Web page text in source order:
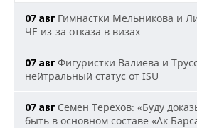
07 авг Гимнастки Мельникова и
ЧЕ из-за отказа в визах
07 авг Фигуристки Валиева и
нейтральный статус от ISU
07 авг Семен Терехов: «Буду
быть в основном составе «Ак